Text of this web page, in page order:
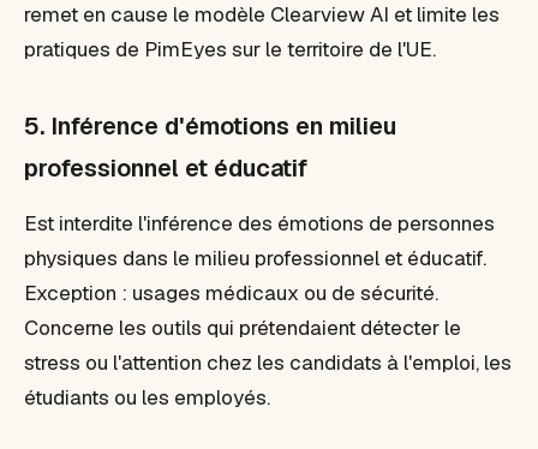
remet en cause le modèle Clearview AI et limite les
pratiques de PimEyes sur le territoire de l'UE.
5. Inférence d'émotions en milieu
professionnel et éducatif
Est interdite l'inférence des émotions de personnes
physiques dans le milieu professionnel et éducatif.
Exception : usages médicaux ou de sécurité.
Concerne les outils qui prétendaient détecter le
stress ou l'attention chez les candidats à l'emploi, les
étudiants ou les employés.